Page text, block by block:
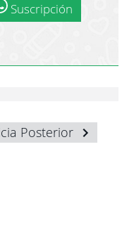
Suscripción
Posterior